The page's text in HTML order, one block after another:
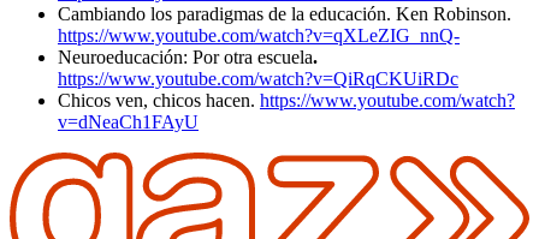
Cambiando los paradigmas de la educación. Ken Robinson.
https://www.youtube.com/watch?v=qXLeZIG_nnQ-
Neuroeducación: Por otra escuela.
https://www.youtube.com/watch?v=QiRqCKUiRDc
Chicos ven, chicos hacen. https://www.youtube.com/watch?
v=dNeaCh1FAyU